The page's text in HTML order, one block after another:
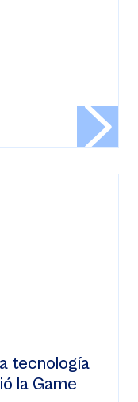
tecnología
la Game